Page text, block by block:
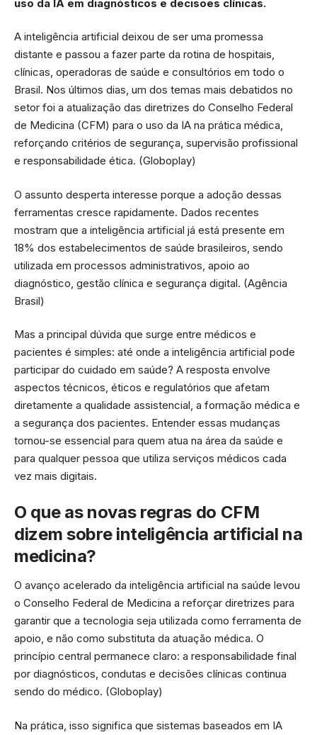
uso da IA em diagnósticos e decisões clínicas.
A inteligência artificial deixou de ser uma promessa
distante e passou a fazer parte da rotina de hospitais,
clínicas, operadoras de saúde e consultórios em todo o
Brasil. Nos últimos dias, um dos temas mais debatidos no
setor foi a atualização das diretrizes do Conselho Federal
de Medicina (CFM) para o uso da IA na prática médica,
reforçando critérios de segurança, supervisão profissional
e responsabilidade ética. (Globoplay)
O assunto desperta interesse porque a adoção dessas
ferramentas cresce rapidamente. Dados recentes
mostram que a inteligência artificial já está presente em
18% dos estabelecimentos de saúde brasileiros, sendo
utilizada em processos administrativos, apoio ao
diagnóstico, gestão clínica e segurança digital. (Agência
Brasil)
Mas a principal dúvida que surge entre médicos e
pacientes é simples: até onde a inteligência artificial pode
participar do cuidado em saúde? A resposta envolve
aspectos técnicos, éticos e regulatórios que afetam
diretamente a qualidade assistencial, a formação médica e
a segurança dos pacientes. Entender essas mudanças
tornou-se essencial para quem atua na área da saúde e
para qualquer pessoa que utiliza serviços médicos cada
vez mais digitais.
O que as novas regras do CFM
dizem sobre inteligência artificial na
medicina?
O avanço acelerado da inteligência artificial na saúde levou
o Conselho Federal de Medicina a reforçar diretrizes para
garantir que a tecnologia seja utilizada como ferramenta de
apoio, e não como substituta da atuação médica. O
princípio central permanece claro: a responsabilidade final
por diagnósticos, condutas e decisões clínicas continua
sendo do médico. (Globoplay)
Na prática, isso significa que sistemas baseados em IA